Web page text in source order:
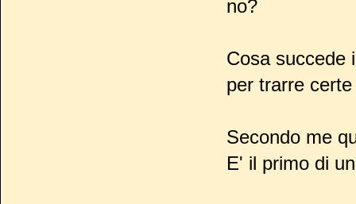
no?
Cosa succede
per trarre
Secondo me
E' il primo di